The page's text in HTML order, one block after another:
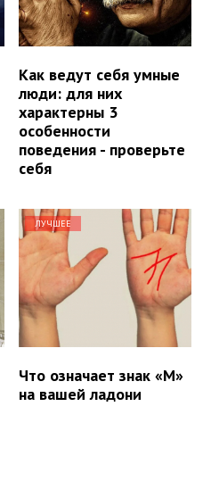
Как ведут себя умные
люди: для них
характерны 3
особенности
поведения - проверьте
себя
ЛУЧШЕЕ
Что означает знак «М»
на вашей ладони